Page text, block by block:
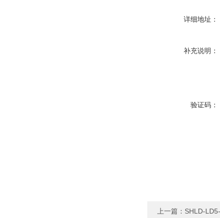
详细地址：
补充说明：
验证码：
上一篇： SHLD-